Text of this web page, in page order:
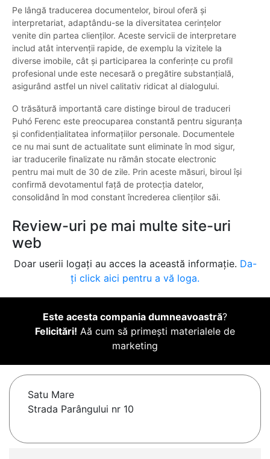
Pe lângă traducerea documentelor, biroul oferă și
interpretariat, adaptându-se la diversitatea cerințelor
venite din partea clienților. Aceste servicii de interpretare
includ atât intervenții rapide, de exemplu la vizitele la
diverse imobile, cât și participarea la conferințe cu profil
profesional unde este necesară o pregătire substanțială,
asigurând astfel un nivel calitativ ridicat al dialogului.
O trăsătură importantă care distinge biroul de traduceri
Puhó Ferenc este preocuparea constantă pentru siguranța
și confidențialitatea informațiilor personale. Documentele
ce nu mai sunt de actualitate sunt eliminate în mod sigur,
iar traducerile finalizate nu rămân stocate electronic
pentru mai mult de 30 de zile. Prin aceste măsuri, biroul își
confirmă devotamentul față de protecția datelor,
consolidând în mod constant încrederea clienților săi.
Review-uri pe mai multe site-uri
web
Doar userii logați au acces la această informație. Da-
ți click aici pentru a vă loga.
Este acesta compania dumneavoastră?
Felicitări! Aă cum să primești materialele de
marketing
Satu Mare
Strada Parângului nr 10